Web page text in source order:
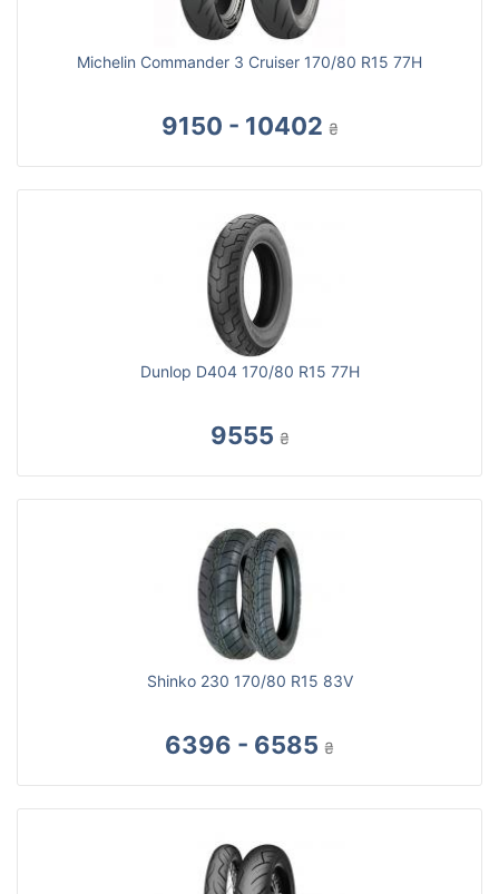
Michelin Commander 3 Cruiser 170/80 R15 77H
9150 - 10402 ₴
Dunlop D404 170/80 R15 77H
9555 ₴
Shinko 230 170/80 R15 83V
6396 - 6585 ₴